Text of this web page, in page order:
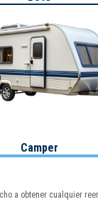
Camper
a obtener cualquier